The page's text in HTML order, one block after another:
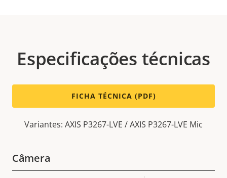
Especificações técnicas
FICHA TÉCNICA (PDF)
Variantes: AXIS P3267-LVE / AXIS P3267-LVE Mic
Câmera